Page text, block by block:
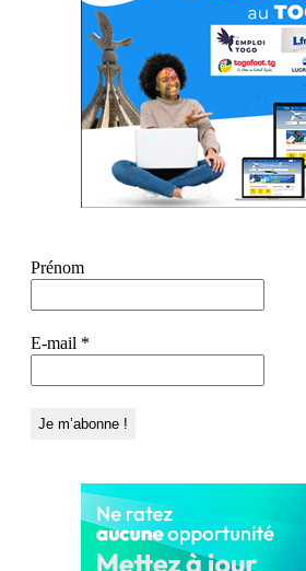
Prénom
E-mail *